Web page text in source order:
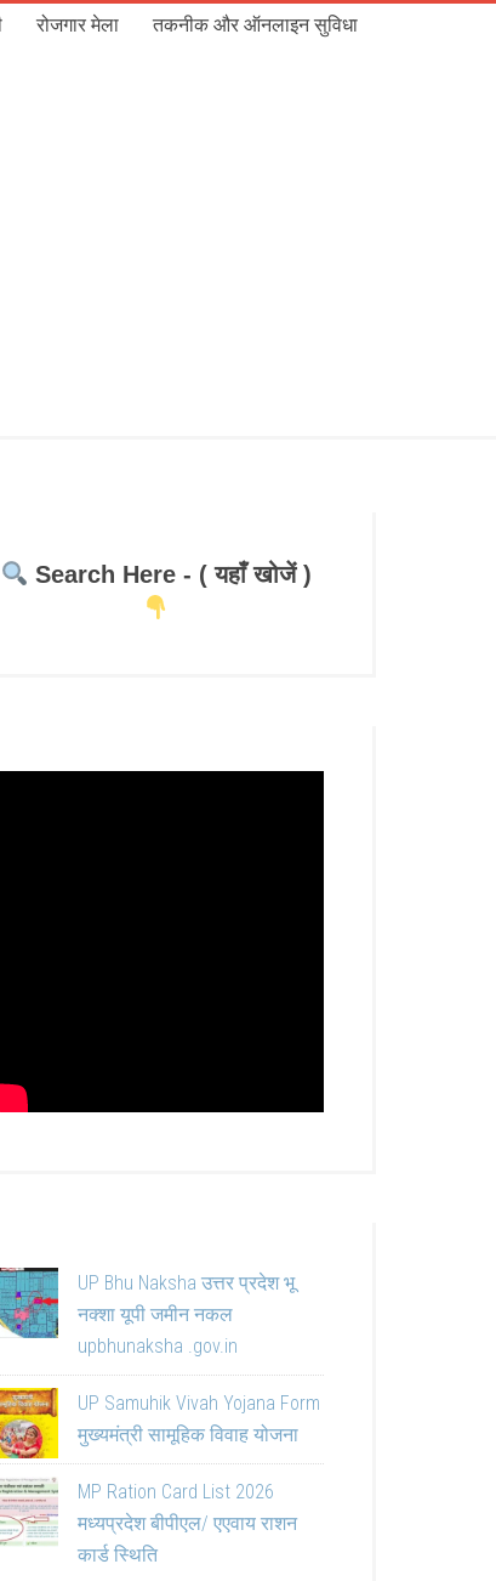
रोजगार मेला तकनीक और ऑनलाइन सुविधा
Search Here - ( यहाँ खोजें )
UP Bhu Naksha उत्तर प्रदेश भू
नक्शा यूपी जमीन नकल
upbhunaksha .gov.in
UP Samuhik Vivah Yojana Form
मुख्यमंत्री सामूहिक विवाह योजना
MP Ration Card List 2026
मध्यप्रदेश बीपीएल/ एएवाय राशन
कार्ड स्थिति